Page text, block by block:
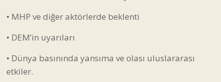
• MHP ve diğer aktörlerde beklenti
• DEM’in uyarıları
• Dünya basınında yansıma ve olası uluslararası
etkiler.